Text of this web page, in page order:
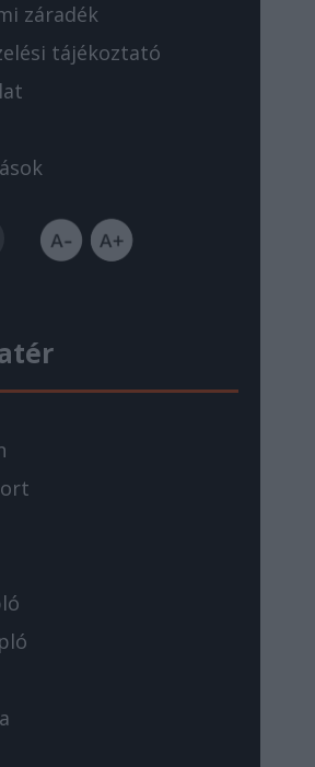
záradék
tájékoztató